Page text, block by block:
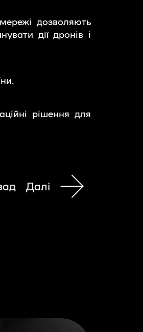
дозволяють
дії дронів і
рішення для
Далі